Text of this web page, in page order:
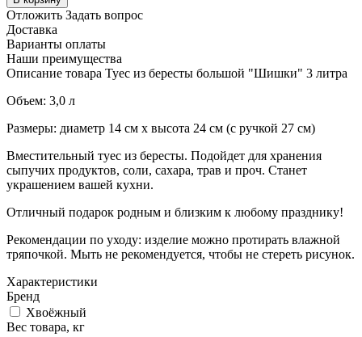
Отложить Задать вопрос
Доставка
Варианты оплаты
Наши преимущества
Описание товара Туес из бересты большой "Шишки" 3 литра
Объем: 3,0 л
Размеры: диаметр 14 см х высота 24 см (с ручкой 27 см)
Вместительный туес из бересты. Подойдет для хранения
сыпучих продуктов, соли, сахара, трав и проч. Станет
украшением вашей кухни.
Отличный подарок родным и близким к любому празднику!
Рекомендации по уходу: изделие можно протирать влажной
тряпочкой. Мыть не рекомендуется, чтобы не стереть рисунок.
Характеристики
Бренд
Хвоёжный
Вес товара, кг